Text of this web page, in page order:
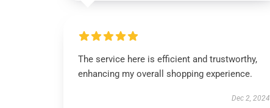
The service here is efficient and trustworthy,
enhancing my overall shopping experience.
Dec 2, 2024